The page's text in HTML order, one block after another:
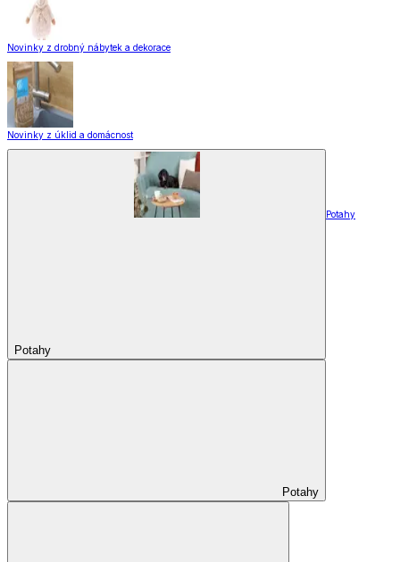
Novinky z drobný nábytek a dekorace
Novinky z úklid a domácnost
Potahy
Potahy
Potahy